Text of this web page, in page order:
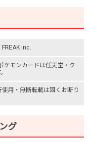
inc.
ケモンカードは任天堂・ ク
用・無断転載は固くお断り
グ